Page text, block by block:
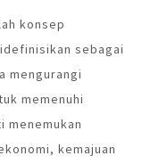
konsep
sebagai
mengurangi
memenuhi
menemukan
kemajuan